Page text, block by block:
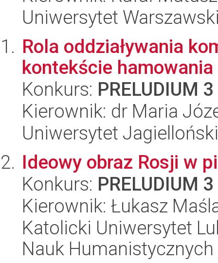
Uniwersytet
Rola oddziaływania
kontekście
Konkurs: PRELUDIUM 3
Kierownik: dr Maria
Uniwersytet
Ideowy obraz Rosji w
Konkurs: PRELUDIUM 3
Kierownik: Łukasz
Katolicki Uniwersytet
Nauk Humanistycznych